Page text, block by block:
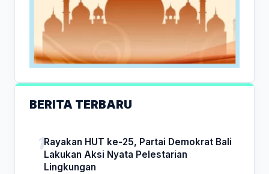
BERITA TERBARU
Rayakan HUT ke-25, Partai Demokrat Bali
Lakukan Aksi Nyata Pelestarian
Lingkungan